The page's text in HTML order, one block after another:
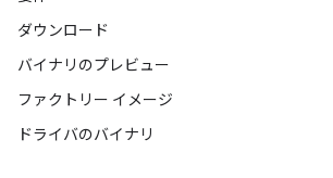
ダウンロード
バイナリのプレビュー
ファクトリー イメージ
ドライバのバイナリ